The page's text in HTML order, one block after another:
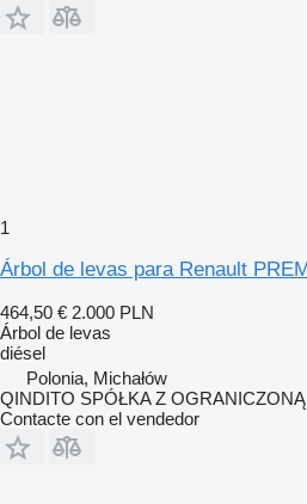
1
Árbol de levas para Renault
464,50 € 2.000 PLN
Árbol de levas
diésel
Polonia, Michałów
QINDITO SPÓŁKA Z
Contacte con el vendedor